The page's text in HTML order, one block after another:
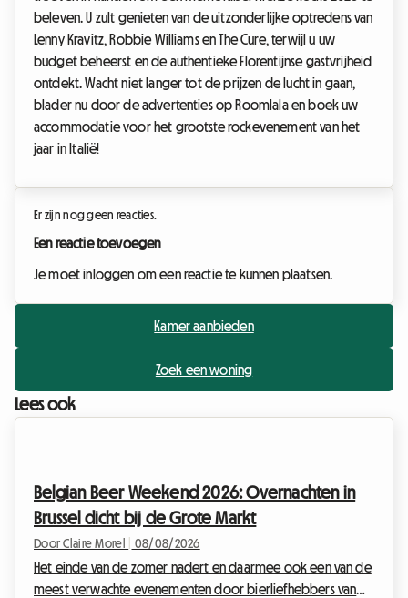
beleven. U zult genieten van de uitzonderlijke optredens van
Lenny Kravitz, Robbie Williams en The Cure, terwijl u uw
budget beheerst en de authentieke Florentijnse gastvrijheid
ontdekt. Wacht niet langer tot de prijzen de lucht in gaan,
blader nu door de advertenties op Roomlala en boek uw
accommodatie voor het grootste rockevenement van het
jaar in Italië!
Er zijn nog geen reacties.
Een reactie toevoegen
Je moet inloggen om een reactie te kunnen plaatsen.
Kamer aanbieden
Zoek een woning
Lees ook
Belgian Beer Weekend 2026: Overnachten in
Brussel dicht bij de Grote Markt
Door Claire Morel 08/08/2026
Het einde van de zomer nadert en daarmee ook een van de
meest verwachte evenementen door bierliefhebbers van